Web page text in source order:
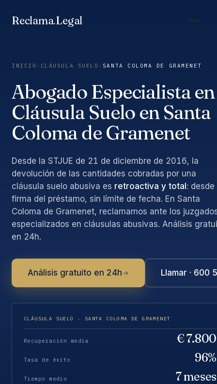
Reclama.Legal
INICIO › CLÁUSULA SUELO › SANTA COLOMA DE GRAMENET
Abogado Especialista en
Cláusula Suelo en Santa
Coloma de Gramenet
Desde la STJUE de 21 de diciembre de 2016, la
devolución de las cantidades cobradas por una
cláusula suelo abusiva es retroactiva y total : desde
firma del préstamo, sin límite de fecha. En Santa
Coloma de Gramenet, reclamamos ante los
especializados en cláusulas abusivas. Análisis
en 24h.
Análisis gratuito en 24h Llamar · 600
CLÁUSULA SUELO · SANTA COLOMA DE GRAMENET
Recuperación media € 7.800
Tasa de éxito 96%
Tiempo medio 7 meses